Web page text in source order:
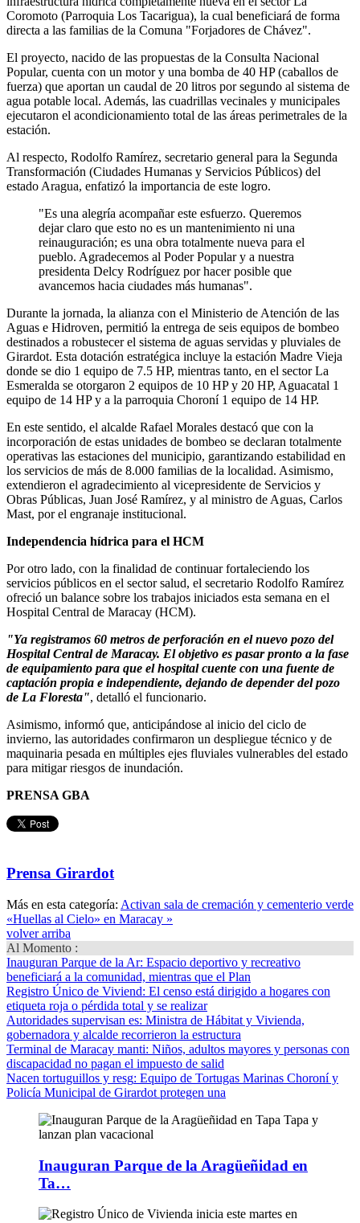
Coromoto (Parroquia Los Tacarigua), la cual beneficiará de forma
directa a las familias de la Comuna "Forjadores de Chávez".
El proyecto, nacido de las propuestas de la Consulta Nacional
Popular, cuenta con un motor y una bomba de 40 HP (caballos de
fuerza) que aportan un caudal de 20 litros por segundo al sistema de
agua potable local. Además, las cuadrillas vecinales y municipales
ejecutaron el acondicionamiento total de las áreas perimetrales de la
estación.
Al respecto, Rodolfo Ramírez, secretario general para la Segunda
Transformación (Ciudades Humanas y Servicios Públicos) del
estado Aragua, enfatizó la importancia de este logro.
"Es una alegría acompañar este esfuerzo. Queremos
dejar claro que esto no es un mantenimiento ni una
reinauguración; es una obra totalmente nueva para el
pueblo. Agradecemos al Poder Popular y a nuestra
presidenta Delcy Rodríguez por hacer posible que
avancemos hacia ciudades más humanas".
Durante la jornada, la alianza con el Ministerio de Atención de las
Aguas e Hidroven, permitió la entrega de seis equipos de bombeo
destinados a robustecer el sistema de aguas servidas y pluviales de
Girardot. Esta dotación estratégica incluye la estación Madre Vieja
donde se dio 1 equipo de 7.5 HP, mientras tanto, en el sector La
Esmeralda se otorgaron 2 equipos de 10 HP y 20 HP, Aguacatal 1
equipo de 14 HP y a la parroquia Choroní 1 equipo de 14 HP.
En este sentido, el alcalde Rafael Morales destacó que con la
incorporación de estas unidades de bombeo se declaran totalmente
operativas las estaciones del municipio, garantizando estabilidad en
los servicios de más de 8.000 familias de la localidad. Asimismo,
extendieron el agradecimiento al vicepresidente de Servicios y
Obras Públicas, Juan José Ramírez, y al ministro de Aguas, Carlos
Mast, por el engranaje institucional.
Independencia hídrica para el HCM
Por otro lado, con la finalidad de continuar fortaleciendo los
servicios públicos en el sector salud, el secretario Rodolfo Ramírez
ofreció un balance sobre los trabajos iniciados esta semana en el
Hospital Central de Maracay (HCM).
"Ya registramos 60 metros de perforación en el nuevo pozo del
Hospital Central de Maracay. El objetivo es pasar pronto a la fase
de equipamiento para que el hospital cuente con una fuente de
captación propia e independiente, dejando de depender del pozo
de La Floresta", detalló el funcionario.
Asimismo, informó que, anticipándose al inicio del ciclo de
invierno, las autoridades confirmaron un despliegue técnico y de
maquinaria pesada en múltiples ejes fluviales vulnerables del estado
para mitigar riesgos de inundación.
PRENSA GBA
Prensa Girardot
Más en esta categoría: Activan sala de cremación y cementerio verde
«Huellas al Cielo» en Maracay »
volver arriba
Al Momento :
Inauguran Parque de la Ar: Espacio deportivo y recreativo
beneficiará a la comunidad, mientras que el Plan
Registro Único de Viviend: El censo está dirigido a hogares con
etiqueta roja o pérdida total y se realizar
Autoridades supervisan es: Ministra de Hábitat y Vivienda,
gobernadora y alcalde recorrieron la estructura
Terminal de Maracay manti: Niños, adultos mayores y personas con
discapacidad no pagan el impuesto de salid
Nacen tortuguillos y resg: Equipo de Tortugas Marinas Choroní y
Policía Municipal de Girardot protegen una
Inauguran Parque de la Aragüeñidad en
Ta…